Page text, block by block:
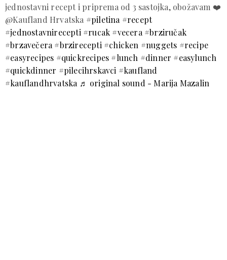
jednostavni recept i priprema od 3 sastojka, obožavam ❤️
@Kaufland Hrvatska #piletina #recept
#jednostavnirecepti #rucak #vecera #brziručak
#brzavečera #brzirecepti #chicken #nuggets #recipe
#easyrecipes #quickrecipes #lunch #dinner #easylunch
#quickdinner #pilecihrskavci #kaufland
#kauflandhrvatska ♬ original sound - Marija Mazalin